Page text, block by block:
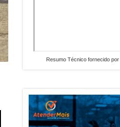
Resumo Técnico fornecido por